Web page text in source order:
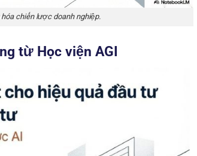
chiến lược doanh nghiệp.
từ Học viện AGI